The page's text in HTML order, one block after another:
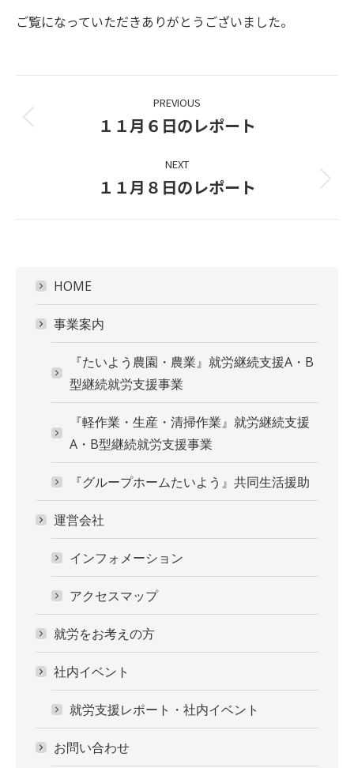
ご覧になっていただきありがとうございました。
navigation
PREVIOUS
Previous
１１月６日のレポート
NEXT
Next
１１月８日のレポート
HOME
事業案内
『たいよう農園・農業』就労継続支援A・B
型継続就労支援事業
『軽作業・生産・清掃作業』就労継続支援
A・B型継続就労支援事業
『グループホームたいよう』共同生活援助
運営会社
インフォメーション
アクセスマップ
就労をお考えの方
社内イベント
就労支援レポート・社内イベント
お問い合わせ